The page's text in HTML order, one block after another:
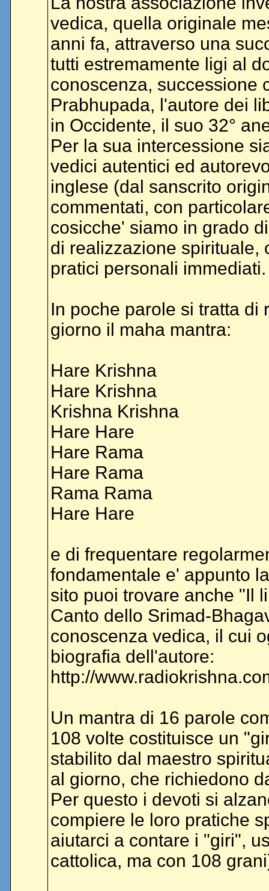
vedica, quella originale
anni fa, attraverso una
tutti estremamente ligi al
conoscenza, successione
Prabhupada, l'autore dei
in Occidente, il suo 32°
Per la sua intercessione
vedici autentici ed
inglese (dal sanscrito
commentati, con
cosicche' siamo in grado
di realizzazione spirituale,
pratici personali immediati.
In poche parole si tratta di
giorno il maha mantra:
Hare Krishna
Hare Krishna
Krishna Krishna
Hare Hare
Hare Rama
Hare Rama
Rama Rama
Hare Hare
e di frequentare
fondamentale e' appunto
sito puoi trovare anche "Il
Canto dello Srimad-
conoscenza vedica, il cui
biografia dell'autore:
http://
Un mantra di 16 parole
108 volte costituisce un
stabilito dal maestro
al giorno, che richiedono
Per questo i devoti si
compiere le loro pratiche
aiutarci a contare i "giri",
cattolica, ma con 108